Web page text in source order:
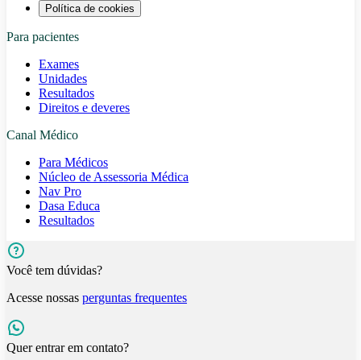
Política de cookies
Para pacientes
Exames
Unidades
Resultados
Direitos e deveres
Canal Médico
Para Médicos
Núcleo de Assessoria Médica
Nav Pro
Dasa Educa
Resultados
Você tem dúvidas?
Acesse nossas perguntas frequentes
Quer entrar em contato?